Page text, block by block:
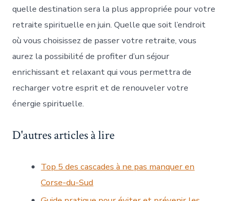
quelle destination sera la plus appropriée pour votre
retraite spirituelle en juin. Quelle que soit l’endroit
où vous choisissez de passer votre retraite, vous
aurez la possibilité de profiter d’un séjour
enrichissant et relaxant qui vous permettra de
recharger votre esprit et de renouveler votre
énergie spirituelle.
D'autres articles à lire
Top 5 des cascades à ne pas manquer en
Corse-du-Sud